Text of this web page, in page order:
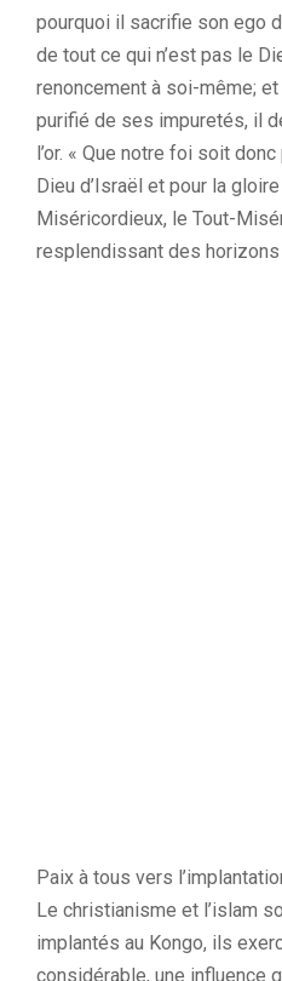
pourquoi il sacrifie son ego
de tout ce qui n’est pas le
renoncement à soi-même;
purifié de ses impuretés, il
l’or. « Que notre foi soit
Dieu d’Israël et pour la
Miséricordieux, le Tout-
resplendissant des horizons
Paix à tous vers
Le christianisme et l’islam
implantés au Kongo, ils
considérable, une influence